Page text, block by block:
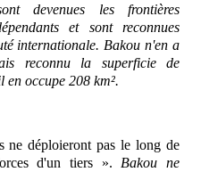
devenues les frontières
et sont reconnues
internationale. Bakou n'en a
reconnu la superficie de
occupe 208 km².
ne déploieront pas le long de
d'un tiers ». Bakou ne